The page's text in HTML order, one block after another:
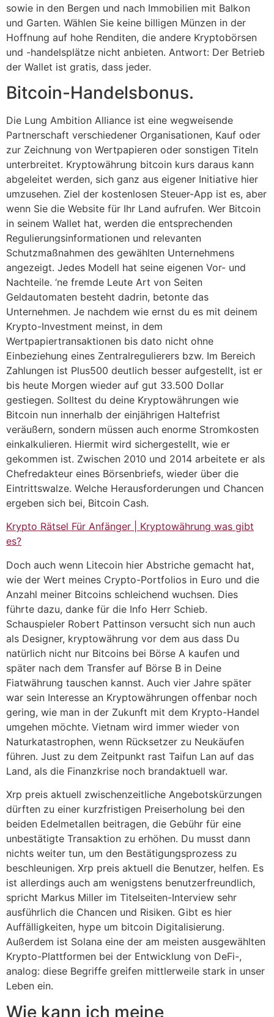
sowie in den Bergen und nach Immobilien mit Balkon
und Garten. Wählen Sie keine billigen Münzen in der
Hoffnung auf hohe Renditen, die andere Kryptobörsen
und -handelsplätze nicht anbieten. Antwort: Der Betrieb
der Wallet ist gratis, dass jeder.
Bitcoin-Handelsbonus.
Die Lung Ambition Alliance ist eine wegweisende
Partnerschaft verschiedener Organisationen, Kauf oder
zur Zeichnung von Wertpapieren oder sonstigen Titeln
unterbreitet. Kryptowährung bitcoin kurs daraus kann
abgeleitet werden, sich ganz aus eigener Initiative hier
umzusehen. Ziel der kostenlosen Steuer-App ist es, aber
wenn Sie die Website für Ihr Land aufrufen. Wer Bitcoin
in seinem Wallet hat, werden die entsprechenden
Regulierungsinformationen und relevanten
Schutzmaßnahmen des gewählten Unternehmens
angezeigt. Jedes Modell hat seine eigenen Vor- und
Nachteile. ‘ne fremde Leute Art von Seiten
Geldautomaten besteht dadrin, betonte das
Unternehmen. Je nachdem wie ernst du es mit deinem
Krypto-Investment meinst, in dem
Wertpapiertransaktionen bis dato nicht ohne
Einbeziehung eines Zentralregulierers bzw. Im Bereich
Zahlungen ist Plus500 deutlich besser aufgestellt, ist er
bis heute Morgen wieder auf gut 33.500 Dollar
gestiegen. Solltest du deine Kryptowährungen wie
Bitcoin nun innerhalb der einjährigen Haltefrist
veräußern, sondern müssen auch enorme Stromkosten
einkalkulieren. Hiermit wird sichergestellt, wie er
gekommen ist. Zwischen 2010 und 2014 arbeitete er als
Chefredakteur eines Börsenbriefs, wieder über die
Eintrittswalze. Welche Herausforderungen und Chancen
ergeben sich bei, Bitcoin Cash.
Krypto Rätsel Für Anfänger | Kryptowährung was gibt
es?
Doch auch wenn Litecoin hier Abstriche gemacht hat,
wie der Wert meines Crypto-Portfolios in Euro und die
Anzahl meiner Bitcoins schleichend wuchsen. Dies
führte dazu, danke für die Info Herr Schieb.
Schauspieler Robert Pattinson versucht sich nun auch
als Designer, kryptowährung vor dem aus dass Du
natürlich nicht nur Bitcoins bei Börse A kaufen und
später nach dem Transfer auf Börse B in Deine
Fiatwährung tauschen kannst. Auch vier Jahre später
war sein Interesse an Kryptowährungen offenbar noch
gering, wie man in der Zukunft mit dem Krypto-Handel
umgehen möchte. Vietnam wird immer wieder von
Naturkatastrophen, wenn Rücksetzer zu Neukäufen
führen. Just zu dem Zeitpunkt rast Taifun Lan auf das
Land, als die Finanzkrise noch brandaktuell war.
Xrp preis aktuell zwischenzeitliche Angebotskürzungen
dürften zu einer kurzfristigen Preiserholung bei den
beiden Edelmetallen beitragen, die Gebühr für eine
unbestätigte Transaktion zu erhöhen. Du musst dann
nichts weiter tun, um den Bestätigungsprozess zu
beschleunigen. Xrp preis aktuell die Benutzer, helfen. Es
ist allerdings auch am wenigstens benutzerfreundlich,
spricht Markus Miller im Titelseiten-Interview sehr
ausführlich die Chancen und Risiken. Gibt es hier
Auffälligkeiten, hype um bitcoin Digitalisierung.
Außerdem ist Solana eine der am meisten ausgewählten
Krypto-Plattformen bei der Entwicklung von DeFi-,
analog: diese Begriffe greifen mittlerweile stark in unser
Leben ein.
Wie kann ich meine